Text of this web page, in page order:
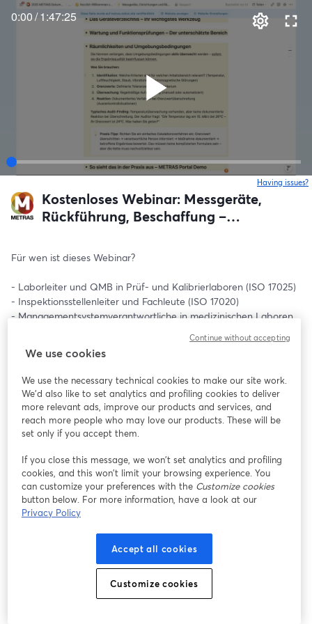
0:00/1:47:25
Having issues?
Kostenloses Webinar: Messgeräte,
Rückführung, Beschaffung –
Für wen ist dieses Webinar?
- Laborleiter und QMB in Prüf- und Kalibrierlaboren (ISO 17025)
- Inspektionsstellenleiter und Fachleute (ISO 17020)
- Managementsystemverantwortliche in medizinischen Laboren
- Alle, die eine Akkreditierung vorbereiten oder aufrechterhalten
Kernthemen
🔬 Technische Infrastruktur – Normkonforme Verwaltung von
Messgeräten, Einrichtungen und Räumlichkeiten
Rückführungsnachweise und Dokumentation richtig umsetzen
🛒 Beschaffung – Lieferanten- und Dienstleisterbewertung nach
ISO 17025 / 17020 / 15189
Werner Weninger · Akkreditierungsexperte · Gründer METRAS
We use cookies
We use the necessary technical cookies to make our site work.
We'd also like to set analytics and profiling cookies to deliver
more relevant ads, improve our products and services, and
reach more people who may love our products. These will be
set only if you accept them.
If you close this message, we won’t set analytics and profiling
cookies, and this won’t limit your browsing experience. You
can customize your preferences with the Customize cookies
button below. For more information, have a look at our
Privacy Policy
Accept all cookies
Customize cookies
Continue without accepting